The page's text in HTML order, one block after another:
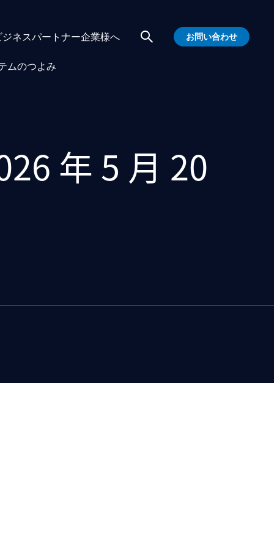
ジネスパートナー企業様へ お問い合わせ
ムのつよみ
年 5 月 20